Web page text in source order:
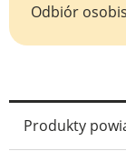
Odbiór
Produkty